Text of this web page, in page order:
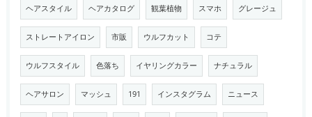
ヘアスタイル ヘアカタログ 観葉植物 スマホ グレージュ
ストレートアイロン 市販 ウルフカット コテ
ウルフスタイル 色落ち イヤリングカラー ナチュラル
ヘアサロン マッシュ 191 インスタグラム ニュース